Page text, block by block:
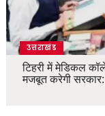
उत्तराखंड
टिहरी में मेडिकल
मजबूत करेगी